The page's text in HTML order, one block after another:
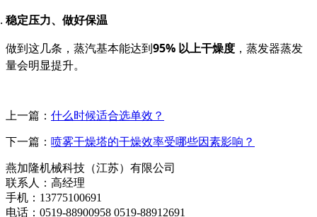
稳定压力、做好保温
做到这几条，蒸汽基本能达到95% 以上干燥度 ，蒸发器蒸发
量会明显提升。
上一篇： 什么时候适合选单效？
下一篇： 喷雾干燥塔的干燥效率受哪些因素影响？
燕加隆机械科技（江苏）有限公司
联系人：高经理
手机：13775100691
电话：0519-88900958 0519-88912691